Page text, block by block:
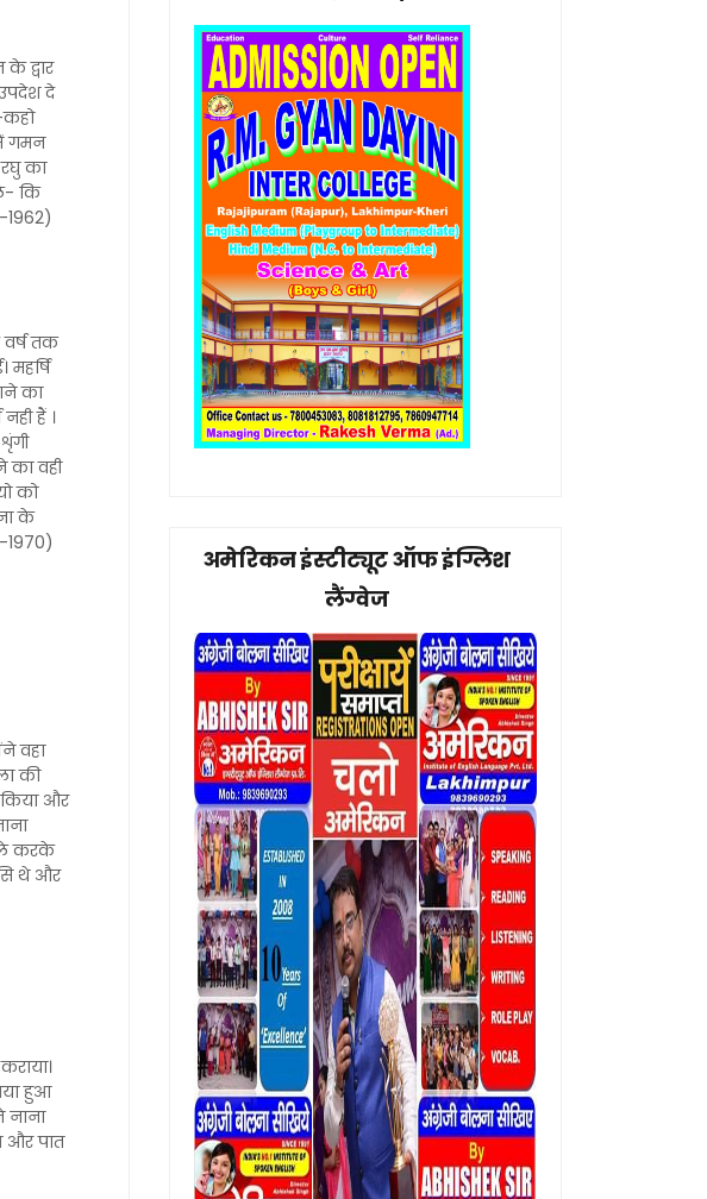
द्वार
दे
कहो
गमन
का
कि
1962)
तक
का
हैं ।
का वही
को
के
1970)
वहा
की
किया और
ले करके
थे और
हुआ
नाना
और पात
अमेरिकन इंस्टीट्यूट ऑफ इंग्लिश
लैंग्वेज